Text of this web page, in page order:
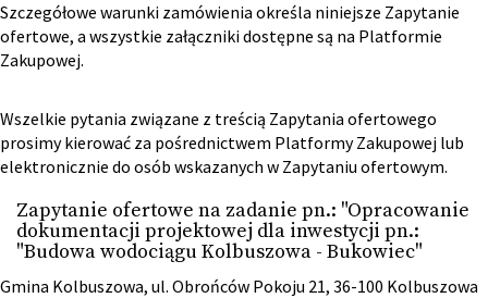
Szczegółowe warunki zamówienia określa niniejsze Zapytanie
ofertowe, a wszystkie załączniki dostępne są na Platformie
Zakupowej.
Wszelkie pytania związane z treścią Zapytania ofertowego
prosimy kierować za pośrednictwem Platformy Zakupowej lub
elektronicznie do osób wskazanych w Zapytaniu ofertowym.
Zapytanie ofertowe na zadanie pn.: "Opracowanie
dokumentacji projektowej dla inwestycji pn.:
"Budowa wodociągu Kolbuszowa - Bukowiec"
Gmina Kolbuszowa, ul. Obrońców Pokoju 21, 36-100 Kolbuszowa